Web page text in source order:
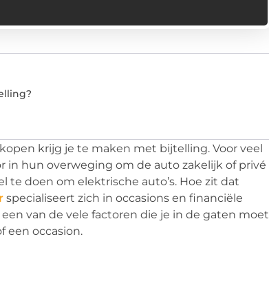
krijg je te maken met bijtelling. Voor veel
in hun overweging om de auto zakelijk of privé
te doen om elektrische auto’s. Hoe zit dat
specialiseert zich in occasions en financiële
van de vele factoren die je in de gaten moet
een occasion.